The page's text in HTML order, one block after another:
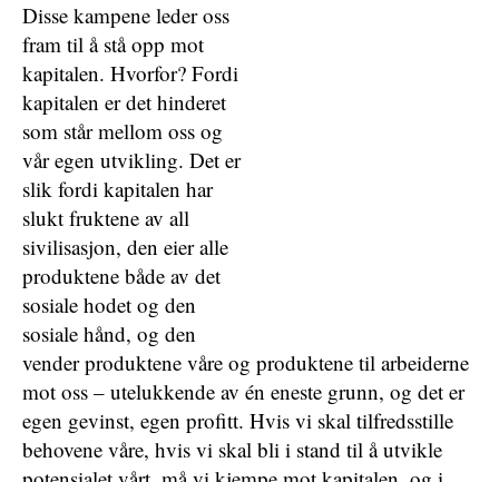
Disse kampene leder oss
fram til å stå opp mot
kapitalen. Hvorfor? Fordi
kapitalen er det hinderet
som står mellom oss og
vår egen utvikling. Det er
slik fordi kapitalen har
slukt fruktene av all
sivilisasjon, den eier alle
produktene både av det
sosiale hodet og den
sosiale hånd, og den
vender produktene våre og produktene til arbeiderne
mot oss – utelukkende av én eneste grunn, og det er
egen gevinst, egen profitt. Hvis vi skal tilfredsstille
behovene våre, hvis vi skal bli i stand til å utvikle